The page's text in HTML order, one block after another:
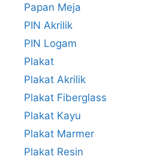
Papan Meja
PIN Akrilik
PIN Logam
Plakat
Plakat Akrilik
Plakat Fiberglass
Plakat Kayu
Plakat Marmer
Plakat Resin